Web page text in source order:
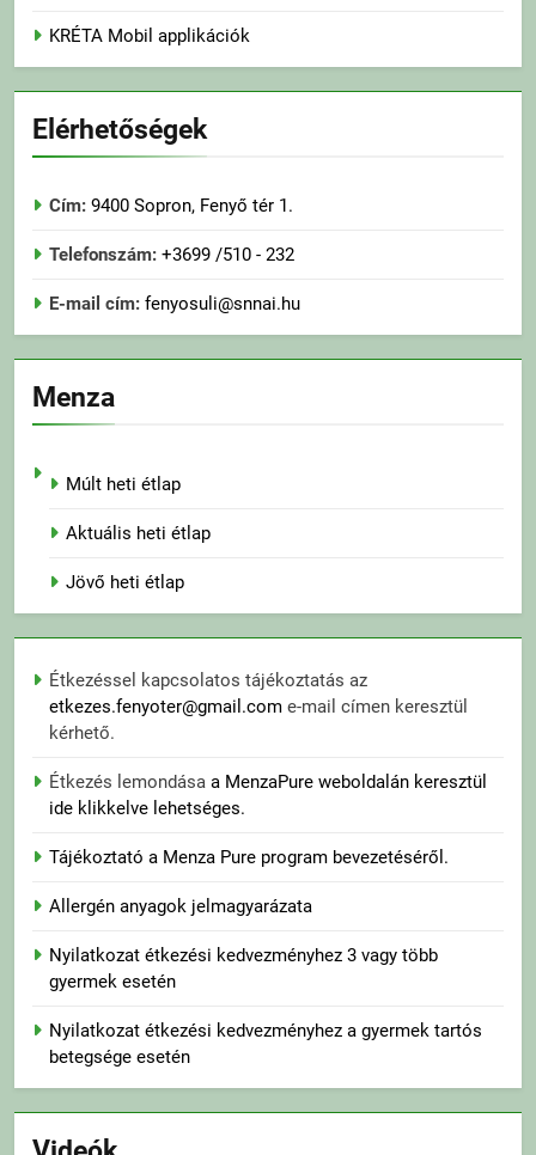
KRÉTA Mobil applikációk
Elérhetőségek
Cím: 9400 Sopron, Fenyő tér 1.
Telefonszám: +3699 /510 - 232
E-mail cím: fenyosuli@snnai.hu
Menza
Múlt heti étlap
Aktuális heti étlap
Jövő heti étlap
Étkezéssel kapcsolatos tájékoztatás az
etkezes.fenyoter@gmail.com e-mail címen keresztül
kérhető.
Étkezés lemondása a MenzaPure weboldalán keresztül
ide klikkelve lehetséges.
Tájékoztató a Menza Pure program bevezetéséről.
Allergén anyagok jelmagyarázata
Nyilatkozat étkezési kedvezményhez 3 vagy több
gyermek esetén
Nyilatkozat étkezési kedvezményhez a gyermek tartós
betegsége esetén